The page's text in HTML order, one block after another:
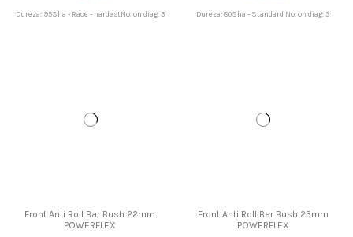
Dureza: 95Sha - Race - hardestNo. on diag: 3 Dureza: 80Sha - Standard No. on diag: 3
Front Anti Roll Bar Bush 22mm
POWERFLEX
Front Anti Roll Bar Bush 23mm
POWERFLEX